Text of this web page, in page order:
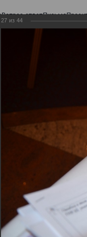
Вопрос-ответПисьма
СЧЕТА-ФАКТУРЫ.
ВИРТУАЛЬНЫЙ
27 из 44